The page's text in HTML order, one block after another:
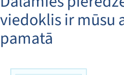
viedoklis ir mūsu
pamatā